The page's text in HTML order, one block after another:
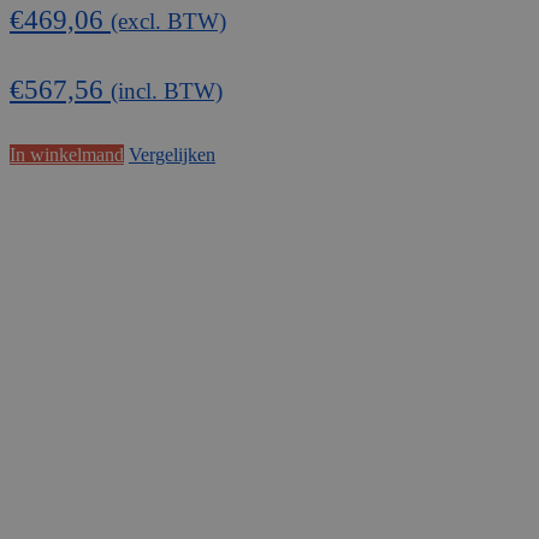
€469,06 (excl. BTW)
€567,56 (incl. BTW)
In winkelmand Vergelijken